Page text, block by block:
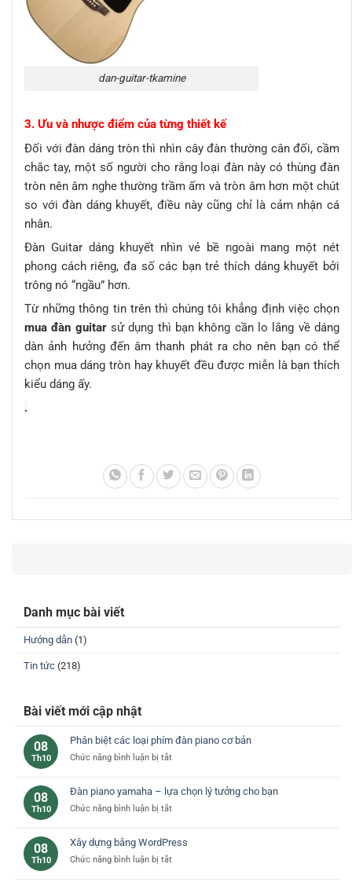
dan-guitar-tkamine
3. Ưu và nhược điểm của từng thiết kế
Đối với đàn dáng tròn thì nhìn cây đàn thường cân đối, cầm
chắc tay, một số người cho rằng loại đàn này có thùng đàn
tròn nên âm nghe thường trầm ấm và tròn âm hơn một chút
so với đàn dáng khuyết, điều này cũng chỉ là cảm nhận cá
nhân.
Đàn Guitar dáng khuyết nhìn vẻ bề ngoài mang một nét
phong cách riêng, đa số các bạn trẻ thích dáng khuyết bởi
trông nó “ngầu” hơn.
Từ những thông tin trên thì chúng tôi khẳng định việc chọn
mua đàn guitarsử dụng thì bạn không cần lo lắng về dáng
dàn ảnh hưởng đến âm thanh phát ra cho nên bạn có thể
chọn mua dáng tròn hay khuyết đều được miễn là bạn thích
kiểu dáng ấy.
.
Danh mục bài viết
Hướng dẫn (1)
Tin tức (218)
Bài viết mới cập nhật
08
Th10
Phân biệt các loại phím đàn piano cơ bản
Chức năng bình luận bị tắtở
các
loại
cơ
08
Th10
Đàn piano yamaha – lựa chọn lý tưởng cho bạn
Chức năng bình luận bị tắtở
yamaha
–
08
Th10
Xây dựng bằng WordPress
Chức năng bình luận bị tắtở